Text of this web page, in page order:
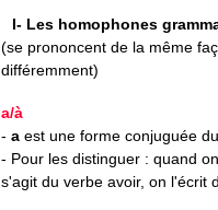
I- Les homophones
(se prononcent de la même
différemment)
a/à
- a est une forme conjuguée
- Pour les distinguer : quand
s'agit du verbe avoir, on l'écrit